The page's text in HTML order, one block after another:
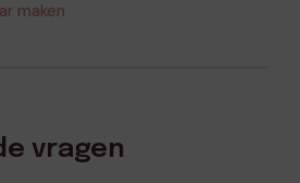
maken
vragen